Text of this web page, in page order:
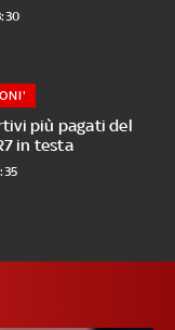
più pagati del
in testa